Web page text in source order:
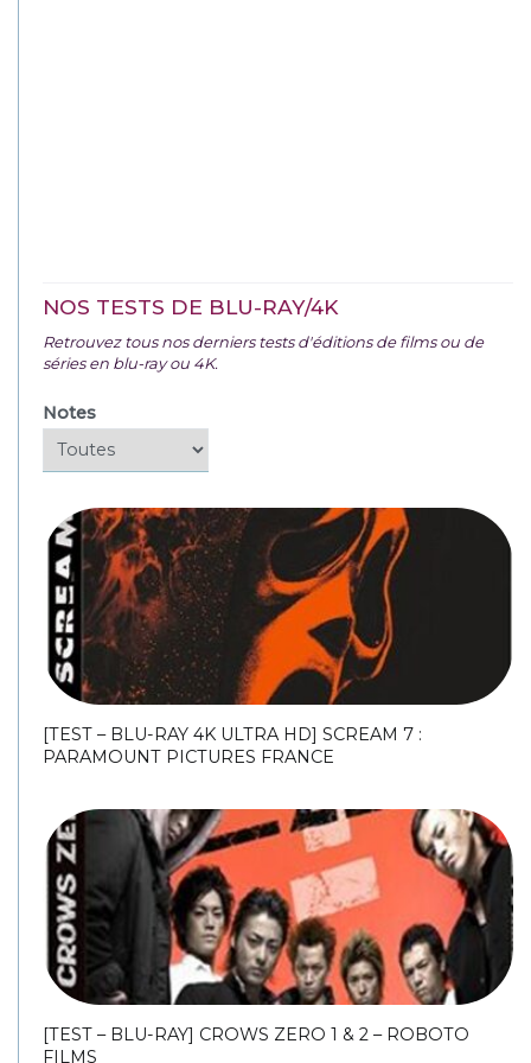
NOS TESTS DE BLU-RAY/4K
Retrouvez tous nos derniers tests d'éditions de films ou de
séries en blu-ray ou 4K.
Notes
[TEST – BLU-RAY 4K ULTRA HD] SCREAM 7 :
PARAMOUNT PICTURES FRANCE
[TEST – BLU-RAY] CROWS ZERO 1 & 2 – ROBOTO
FILMS